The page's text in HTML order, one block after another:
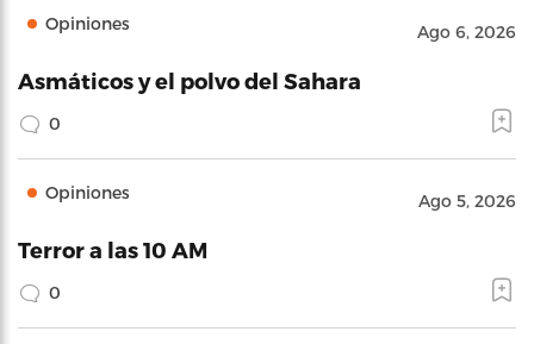
Opiniones Ago 6, 2026
Asmáticos y el polvo del Sahara
0
Opiniones Ago 5, 2026
Terror a las 10 AM
0